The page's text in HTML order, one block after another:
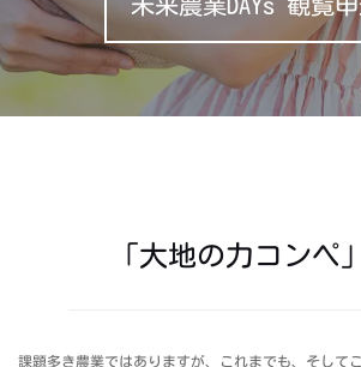
未来農業DAYs 観覧
「大地の力コンペ
課題多き農業ではありますが、これまでも、そして